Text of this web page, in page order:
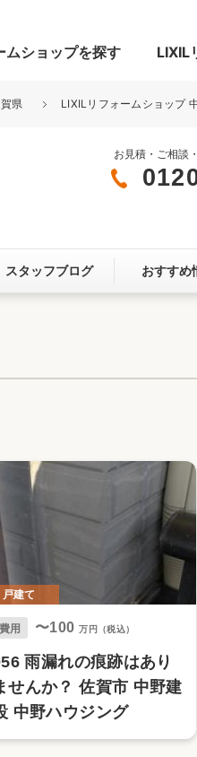
門まわり
ムショップを探す LIXIL
ここちいい暮
リフォームアク
県 LIXILリフォームショップ
お見積・ご相談
スタッフブログ おすすめ
戸建て
費用 〜100 万円（税込）
雨漏れの痕跡はあり
せんか？ 佐賀市 中野建
中野ハウジング